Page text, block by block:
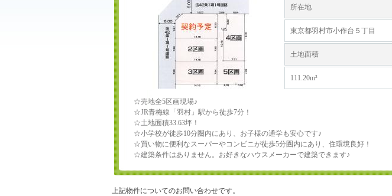
所在地
東京都羽村市小作台５丁目
土地面積
111.20m²
☆売地全5区画現場♪
☆JR青梅線「羽村」駅から徒歩7分！
☆土地面積33.63坪！
☆小学校が徒歩10分圏内にあり、お子様の通学も安心です♪
☆買い物に便利なスーパーやコンビニが徒歩5分圏内にあり、住環境良好！
☆建築条件はありません。お好きなハウスメーカーで建築できます♪
上記物件についてのお問い合わせです。